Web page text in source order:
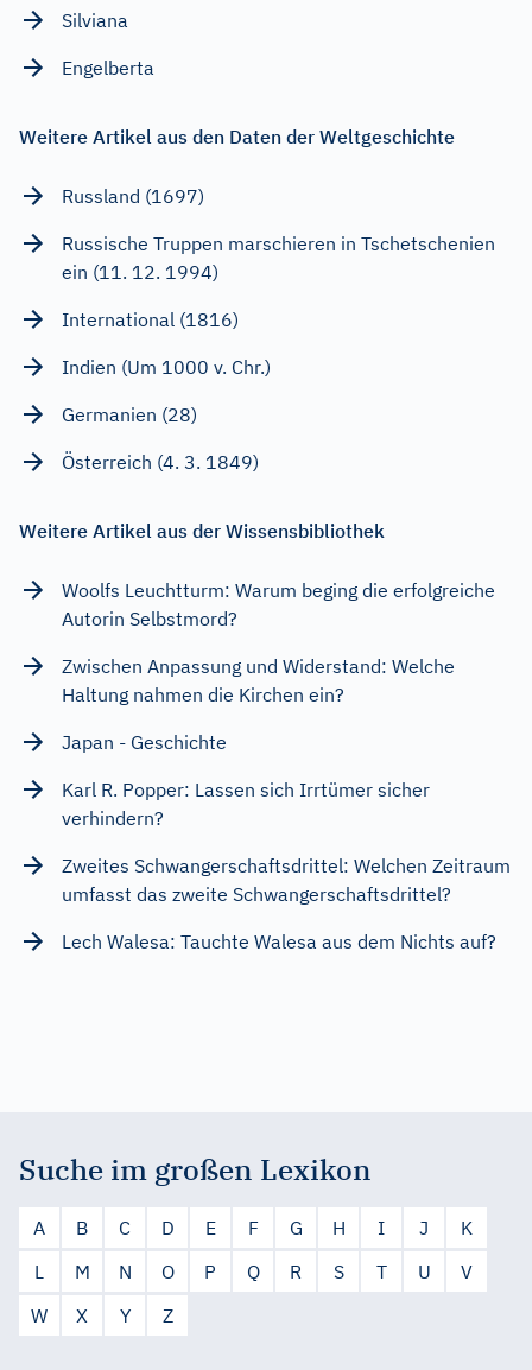
Silviana
Engelberta
Weitere Artikel aus den Daten der Weltgeschichte
Russland (1697)
Russische Truppen marschieren in Tschetschenien
ein (11. 12. 1994)
International (1816)
Indien (Um 1000 v. Chr.)
Germanien (28)
Österreich (4. 3. 1849)
Weitere Artikel aus der Wissensbibliothek
Woolfs Leuchtturm: Warum beging die erfolgreiche
Autorin Selbstmord?
Zwischen Anpassung und Widerstand: Welche
Haltung nahmen die Kirchen ein?
Japan - Geschichte
Karl R. Popper: Lassen sich Irrtümer sicher
verhindern?
Zweites Schwangerschaftsdrittel: Welchen Zeitraum
umfasst das zweite Schwangerschaftsdrittel?
Lech Walesa: Tauchte Walesa aus dem Nichts auf?
Suche im großen Lexikon
A B C D E F G H I J
K
L
M N O P Q R S T U
V
W
X Y Z